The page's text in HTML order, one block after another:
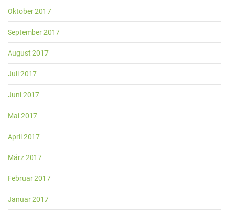
Oktober 2017
September 2017
August 2017
Juli 2017
Juni 2017
Mai 2017
April 2017
März 2017
Februar 2017
Januar 2017